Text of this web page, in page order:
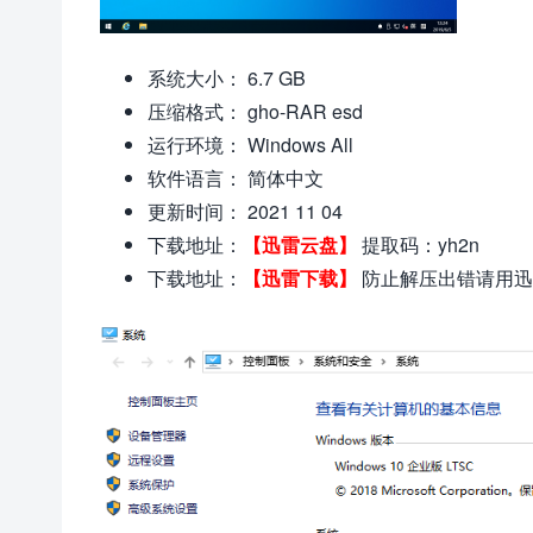
系统大小： 6.7 GB
压缩格式： gho-RAR esd
运行环境： Windows All
软件语言： 简体中文
更新时间： 2021 11 04
下载地址：
【迅雷云盘】 提取码：yh2n
下载地址：
【迅雷下载】 防止解压出错请用